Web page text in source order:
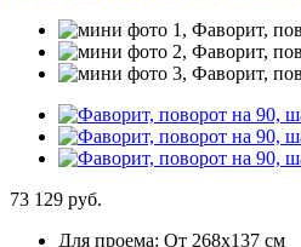
73 129 руб.
Для проема: От 268х137 см